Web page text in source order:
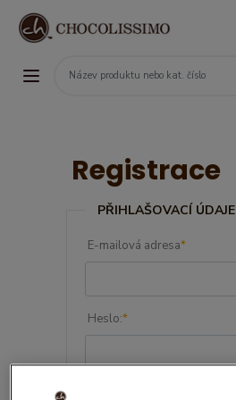
Registrace
PŘIHLAŠOVACÍ ÚDAJE
E-mailová adresa*
Heslo:*